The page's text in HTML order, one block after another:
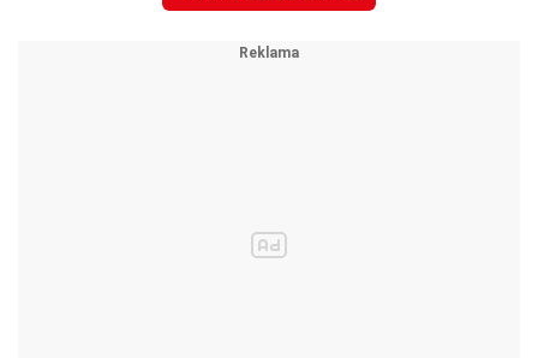
předčasným volbám. Na silnou většinou vládu
ČR ovšem není připravena ani z pohledu